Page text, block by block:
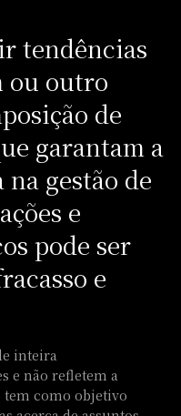
tendências
ou outro
de
garantam a
gestão de
e
pode ser
e
inteira
e não refletem a
tem como objetivo